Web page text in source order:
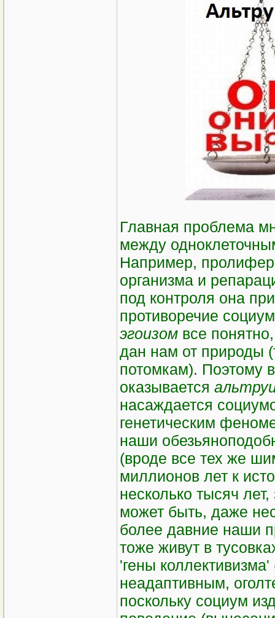
Главная проблема
между
Например,
организма и
под контроля она
противоречие
эгоизом все
дан нам от природы
потомкам). Поэтому
оказывается
насаждается
генетическим
наши
(вроде все тех же
миллионов лет к
несколько тысяч
может быть, даже
более давние наши
тоже живут в
'гены
неадаптивным,
поскольку социум